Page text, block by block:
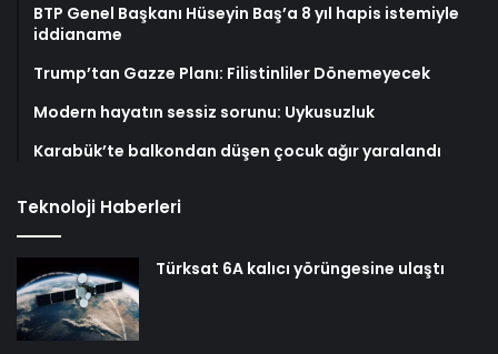
BTP Genel Başkanı Hüseyin Baş’a 8 yıl hapis istemiyle
iddianame
Trump’tan Gazze Planı: Filistinliler Dönemeyecek
Modern hayatın sessiz sorunu: Uykusuzluk
Karabük’te balkondan düşen çocuk ağır yaralandı
Teknoloji Haberleri
Türksat 6A kalıcı yörüngesine ulaştı